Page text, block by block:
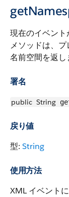
現在のイベン
メソッドは、
名前空間を返し
署名
public String
戻り値
型: String
使用方法
XML イベント